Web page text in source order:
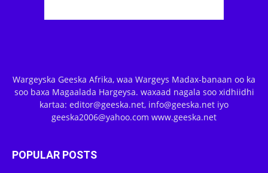
Wargeyska Geeska Afrika, waa Wargeys Madax-banaan oo ka
soo baxa Magaalada Hargeysa. waxaad nagala soo xidhiidhi
kartaa: editor@geeska.net, info@geeska.net iyo
geeska2006@yahoo.com www.geeska.net
POPULAR POSTS